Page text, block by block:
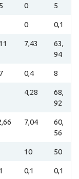
0 5
0 0,1
7,43
63,
94
0,4 8
4,28
68,
92
7,04
60,
56
10 50
0,1 0,1